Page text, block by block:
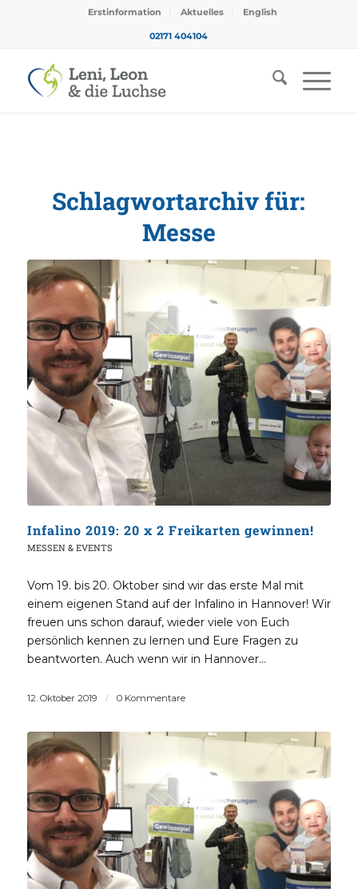
Erstinformation Aktuelles English
02171 404104
Schlagwortarchiv für:
Messe
Infalino 2019: 20 x 2 Freikarten gewinnen!
MESSEN & EVENTS
Vom 19. bis 20. Oktober sind wir das erste Mal mit
einem eigenen Stand auf der Infalino in Hannover! Wir
freuen uns schon darauf, wieder viele von Euch
persönlich kennen zu lernen und Eure Fragen zu
beantworten. Auch wenn wir in Hannover…
12. Oktober 2019 / 0 Kommentare